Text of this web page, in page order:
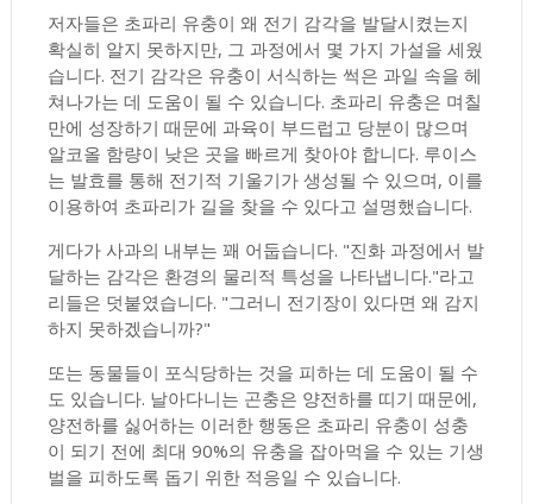
저자들은 초파리 유충이 왜 전기 감각을 발달시켰는지
확실히 알지 못하지만, 그 과정에서 몇 가지 가설을 세웠
습니다. 전기 감각은 유충이 서식하는 썩은 과일 속을 헤
쳐나가는 데 도움이 될 수 있습니다. 초파리 유충은 며칠
만에 성장하기 때문에 과육이 부드럽고 당분이 많으며
알코올 함량이 낮은 곳을 빠르게 찾아야 합니다. 루이스
는 발효를 통해 전기적 기울기가 생성될 수 있으며, 이를
이용하여 초파리가 길을 찾을 수 있다고 설명했습니다.
게다가 사과의 내부는 꽤 어둡습니다. "진화 과정에서 발
달하는 감각은 환경의 물리적 특성을 나타냅니다."라고
리들은 덧붙였습니다. "그러니 전기장이 있다면 왜 감지
하지 못하겠습니까?"
또는 동물들이 포식당하는 것을 피하는 데 도움이 될 수
도 있습니다. 날아다니는 곤충은 양전하를 띠기 때문에,
양전하를 싫어하는 이러한 행동은 초파리 유충이 성충
이 되기 전에 최대 90%의 유충을 잡아먹을 수 있는 기생
벌을 피하도록 돕기 위한 적응일 수 있습니다.